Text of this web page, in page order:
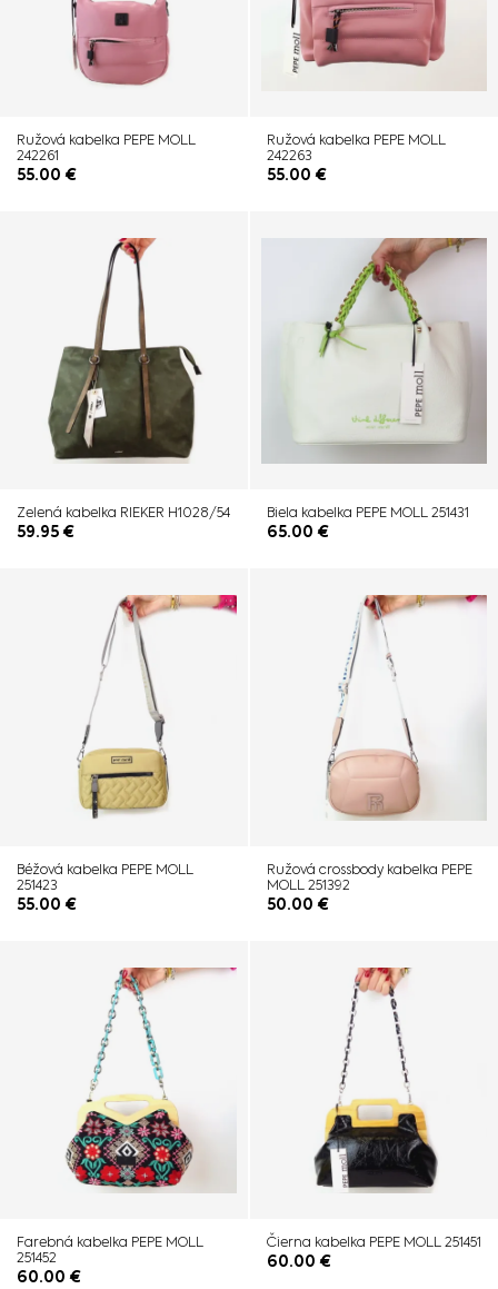
Ružová kabelka PEPE MOLL
242261
55.00 €
Ružová kabelka PEPE MOLL
242263
55.00 €
Zelená kabelka RIEKER H1028/54
59.95€
Biela kabelka PEPE MOLL 251431
65.00 €
Béžová kabelka PEPE MOLL
251423
55.00 €
Ružová crossbody kabelka PEPE
MOLL 251392
50.00 €
Farebná kabelka PEPE MOLL
251452
60.00 €
Čierna kabelka PEPE MOLL 251451
60.00 €